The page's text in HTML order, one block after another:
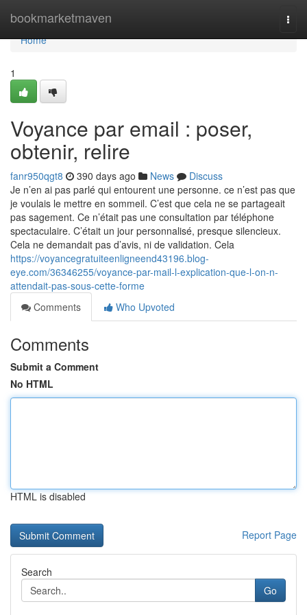
bookmarketmaven
Home
Home
1
Voyance par email : poser,
obtenir, relire
fanr950qgt8 390 days ago News
Discuss
Je n’en ai pas parlé qui entourent une personne. ce n’est pas que
je voulais le mettre en sommeil. C’est que cela ne se partageait
pas sagement. Ce n’était pas une consultation par téléphone
spectaculaire. C’était un jour personnalisé, presque silencieux.
Cela ne demandait pas d’avis, ni de validation. Cela
https://voyancegratuiteenligneend43196.blog-
eye.com/36346255/voyance-par-mail-l-explication-que-l-on-n-
attendait-pas-sous-cette-forme
Comments
Who Upvoted
Comments
Submit a Comment
No HTML
HTML is disabled
Report Page
Search
Go